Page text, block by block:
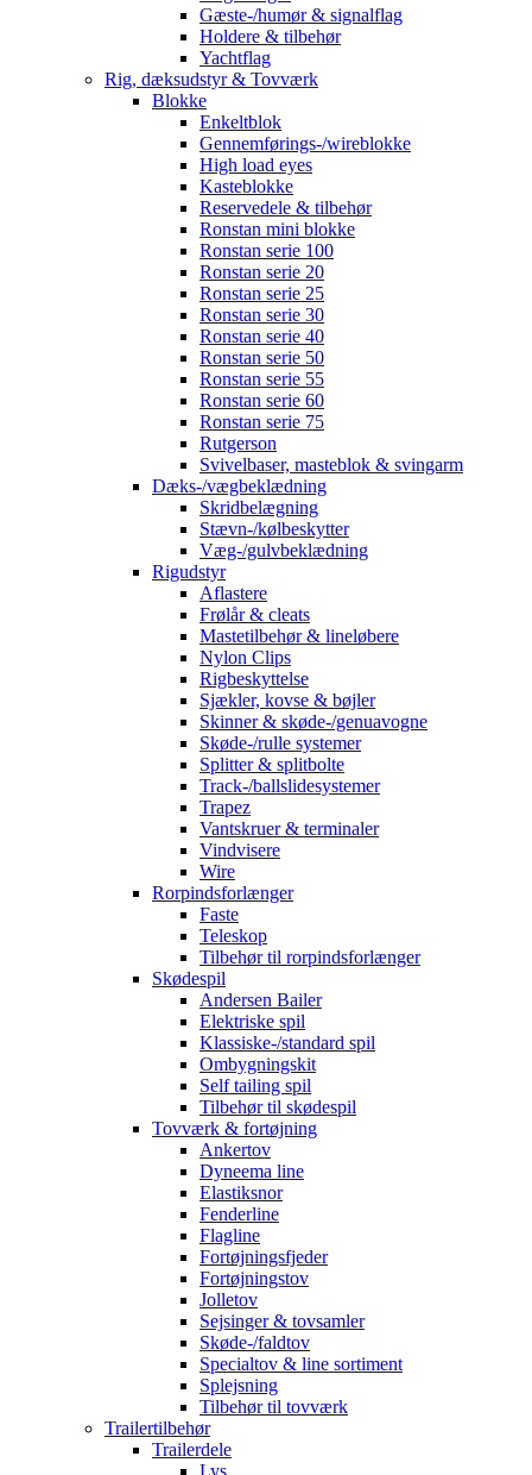
Gæste-/humør & signalflag
Holdere & tilbehør
Yachtflag
Rig, dæksudstyr & Tovværk
Blokke
Enkeltblok
Gennemførings-/wireblokke
High load eyes
Kasteblokke
Reservedele & tilbehør
Ronstan mini blokke
Ronstan serie 100
Ronstan serie 20
Ronstan serie 25
Ronstan serie 30
Ronstan serie 40
Ronstan serie 50
Ronstan serie 55
Ronstan serie 60
Ronstan serie 75
Rutgerson
Svivelbaser, masteblok & svingarm
Dæks-/vægbeklædning
Skridbelægning
Stævn-/kølbeskytter
Væg-/gulvbeklædning
Rigudstyr
Aflastere
Frølår & cleats
Mastetilbehør & lineløbere
Nylon Clips
Rigbeskyttelse
Sjækler, kovse & bøjler
Skinner & skøde-/genuavogne
Skøde-/rulle systemer
Splitter & splitbolte
Track-/ballslidesystemer
Trapez
Vantskruer & terminaler
Vindvisere
Wire
Rorpindsforlænger
Faste
Teleskop
Tilbehør til rorpindsforlænger
Skødespil
Andersen Bailer
Elektriske spil
Klassiske-/standard spil
Ombygningskit
Self tailing spil
Tilbehør til skødespil
Tovværk & fortøjning
Ankertov
Dyneema line
Elastiksnor
Fenderline
Flagline
Fortøjningsfjeder
Fortøjningstov
Jolletov
Sejsinger & tovsamler
Skøde-/faldtov
Specialtov & line sortiment
Splejsning
Tilbehør til tovværk
Trailertilbehør
Trailerdele